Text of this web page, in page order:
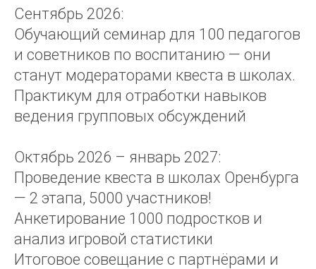
Сентябрь 2026:
Обучающий семинар для 100 педагогов
и советников по воспитанию — они
станут модераторами квеста в школах.
Практикум для отработки навыков
ведения групповых обсуждений
Октябрь 2026 – январь 2027:
Проведение квеста в школах Оренбурга
— 2 этапа, 5000 участников!
Анкетирование 1000 подростков и
анализ игровой статистики
Итоговое совещание с партнёрами и